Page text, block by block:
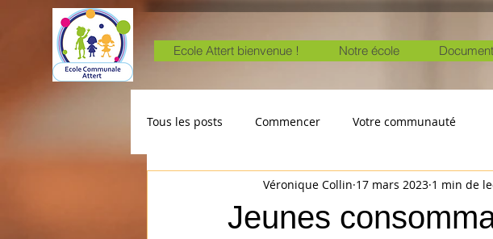
Ecole Attert bienvenue ! Notre école
Tous les posts Commencer Votre communauté
Jeunes
Véronique Collin 17 mars 2023 1 min de